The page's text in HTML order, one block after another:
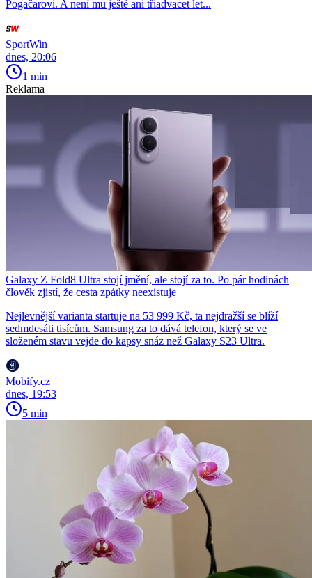
Pogačarovi. A není mu ještě ani třiadvacet let...
SportWin
dnes, 20:06
1 min
Reklama
Galaxy Z Fold8 Ultra stojí jmění, ale stojí za to. Po pár hodinách
člověk zjistí, že cesta zpátky neexistuje
Nejlevnější varianta startuje na 53 999 Kč, ta nejdražší se blíží
sedmdesáti tisícům. Samsung za to dává telefon, který se ve
složeném stavu vejde do kapsy snáz než Galaxy S23 Ultra.
Mobify.cz
dnes, 19:53
5 min